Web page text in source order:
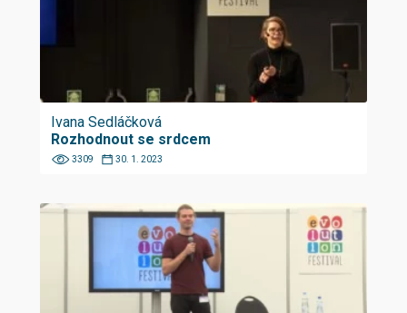
Ivana Sedláčková
Rozhodnout se srdcem
3309 30. 1. 2023